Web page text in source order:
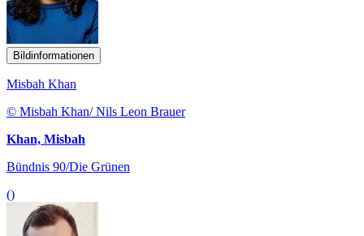
Bildinformationen
Misbah Khan
© Misbah Khan/ Nils Leon Brauer
Khan, Misbah
Bündnis 90/Die Grünen
()